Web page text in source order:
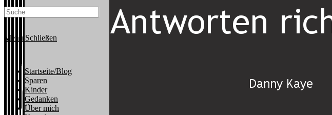
Suche
Menü Schließen
Startseite/Blog
Sparen
Kinder
Gedanken
Über mich